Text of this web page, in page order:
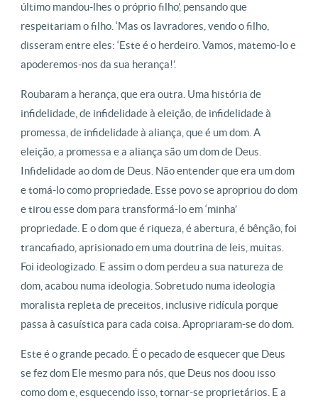
último mandou-lhes o próprio filho’, pensando que
respeitariam o filho. ‘Mas os lavradores, vendo o filho,
disseram entre eles: ‘Este é o herdeiro. Vamos, matemo-lo e
apoderemos-nos da sua herança!’.
Roubaram a herança, que era outra. Uma história de
infidelidade, de infidelidade à eleição, de infidelidade à
promessa, de infidelidade à aliança, que é um dom. A
eleição, a promessa e a aliança são um dom de Deus.
Infidelidade ao dom de Deus. Não entender que era um dom
e tomá-lo como propriedade. Esse povo se apropriou do dom
e tirou esse dom para transformá-lo em ‘minha’
propriedade. E o dom que é riqueza, é abertura, é bênção, foi
trancafiado, aprisionado em uma doutrina de leis, muitas.
Foi ideologizado. E assim o dom perdeu a sua natureza de
dom, acabou numa ideologia. Sobretudo numa ideologia
moralista repleta de preceitos, inclusive ridícula porque
passa à casuística para cada coisa. Apropriaram-se do dom.
Este é o grande pecado. É o pecado de esquecer que Deus
se fez dom Ele mesmo para nós, que Deus nos doou isso
como dom e, esquecendo isso, tornar-se proprietários. E a